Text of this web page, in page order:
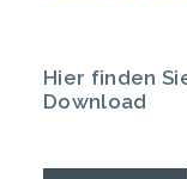
Hier finden
Download